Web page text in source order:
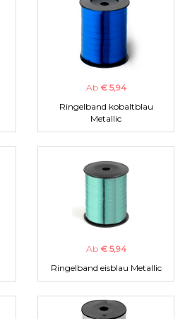
Ab € 5,94
Ringelband kobaltblau
Metallic
Ab € 5,94
Ringelband eisblau Metallic